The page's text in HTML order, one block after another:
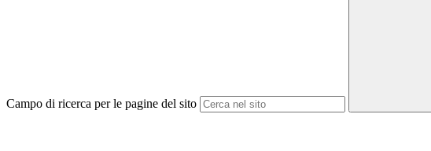
Campo di ricerca per le pagine del sito